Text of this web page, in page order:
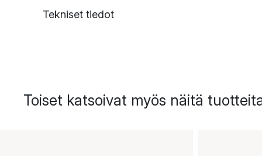
Tekniset tiedot
Toiset katsoivat myös näitä